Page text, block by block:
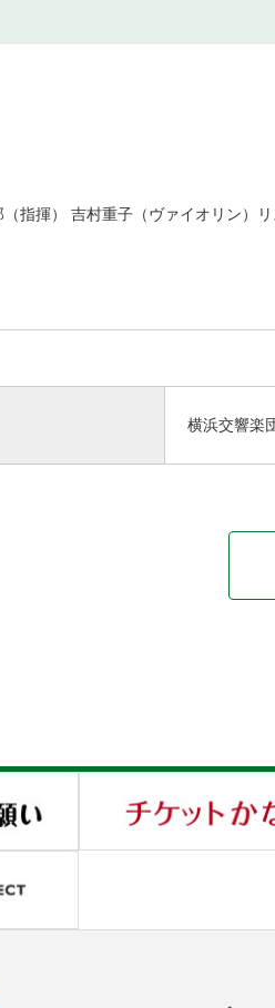
指揮） 吉村重子（ヴァイオリン）
横浜交響楽